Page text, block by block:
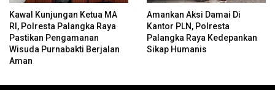
Kawal Kunjungan Ketua MA
RI, Polresta Palangka Raya
Pastikan Pengamanan
Wisuda Purnabakti Berjalan
Aman
Amankan Aksi Damai Di
Kantor PLN, Polresta
Palangka Raya Kedepankan
Sikap Humanis